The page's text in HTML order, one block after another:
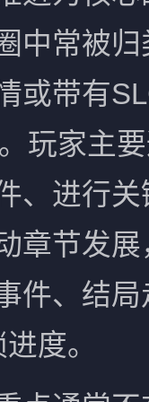
中常被
或带有
玩家主
、进行
章节发
件、结
度。